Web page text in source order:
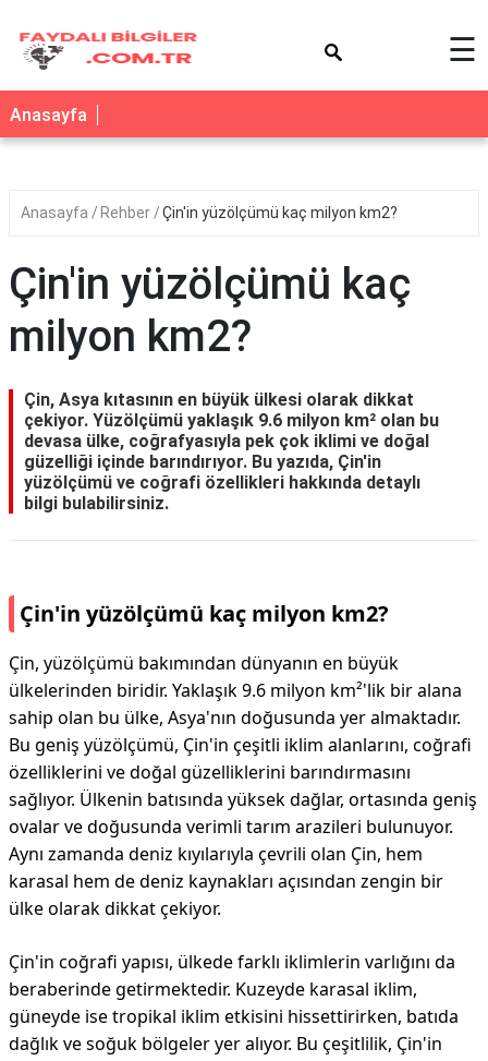
☰
Anasayfa
Anasayfa Rehber Çin'in yüzölçümü kaç milyon km2?
Çin'in yüzölçümü kaç
milyon km2?
Çin, Asya kıtasının en büyük ülkesi olarak dikkat
çekiyor. Yüzölçümü yaklaşık 9.6 milyon km² olan bu
devasa ülke, coğrafyasıyla pek çok iklimi ve doğal
güzelliği içinde barındırıyor. Bu yazıda, Çin'in
yüzölçümü ve coğrafi özellikleri hakkında detaylı
bilgi bulabilirsiniz.
Çin'in yüzölçümü kaç milyon km2?
Çin, yüzölçümü bakımından dünyanın en büyük
ülkelerinden biridir. Yaklaşık 9.6 milyon km²'lik bir alana
sahip olan bu ülke, Asya'nın doğusunda yer almaktadır.
Bu geniş yüzölçümü, Çin'in çeşitli iklim alanlarını, coğrafi
özelliklerini ve doğal güzelliklerini barındırmasını
sağlıyor. Ülkenin batısında yüksek dağlar, ortasında geniş
ovalar ve doğusunda verimli tarım arazileri bulunuyor.
Aynı zamanda deniz kıyılarıyla çevrili olan Çin, hem
karasal hem de deniz kaynakları açısından zengin bir
ülke olarak dikkat çekiyor.
Çin'in coğrafi yapısı, ülkede farklı iklimlerin varlığını da
beraberinde getirmektedir. Kuzeyde karasal iklim,
güneyde ise tropikal iklim etkisini hissettirirken, batıda
dağlık ve soğuk bölgeler yer alıyor. Bu çeşitlilik, Çin'in